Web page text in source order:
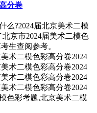
分卷
么?2024届北京美术二模
京市2024届美术二模色
生查阅参考。
色彩考题,北京美术二模